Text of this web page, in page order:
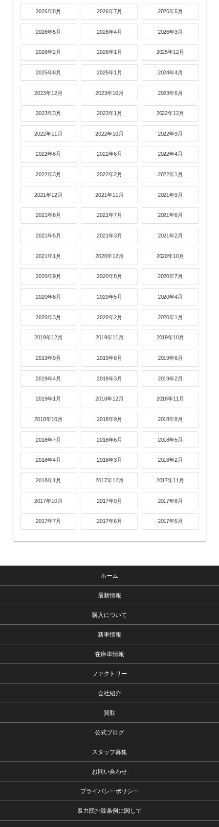
2026年8月 2026年7月 2026年6月
2026年5月 2026年4月 2026年3月
2026年2月 2026年1月 2025年12月
2025年8月 2025年1月 2024年4月
2023年12月 2023年10月 2023年6月
2023年3月 2023年1月 2022年12月
2022年11月 2022年10月 2022年9月
2022年8月 2022年6月 2022年4月
2022年3月 2022年2月 2022年1月
2021年12月 2021年11月 2021年9月
2021年8月 2021年7月 2021年6月
2021年5月 2021年3月 2021年2月
2021年1月 2020年12月 2020年10月
2020年9月 2020年8月 2020年7月
2020年6月 2020年5月 2020年4月
2020年3月 2020年2月 2020年1月
2019年12月 2019年11月 2019年10月
2019年9月 2019年8月 2019年6月
2019年4月 2019年3月 2019年2月
2019年1月 2018年12月 2018年11月
2018年10月 2018年9月 2018年8月
2018年7月 2018年6月 2018年5月
2018年4月 2018年3月 2018年2月
2018年1月 2017年12月 2017年11月
2017年10月 2017年9月 2017年8月
2017年7月 2017年6月 2017年5月
ホーム
最新情報
購入について
新車情報
在庫車情報
ファクトリー
会社紹介
買取
公式ブログ
スタッフ募集
お問い合わせ
プライバシーポリシー
暴力団排除条例に関して